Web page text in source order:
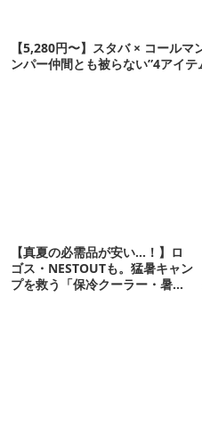
【5,280円〜】スタバ × コール
ンパー仲間とも被らない”4アイテ
【真夏の必需品が安い…！】ロ
ゴス・NESTOUTも。猛暑キャン
プを救う「保冷クーラー・暑さ